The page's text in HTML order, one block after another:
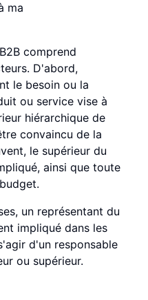
ma
comprend
D'abord,
le besoin ou la
ou service vise à
hiérarchique de
convaincu de la
le supérieur du
ainsi que toute
un représentant du
impliqué dans les
d'un responsable
ou supérieur.